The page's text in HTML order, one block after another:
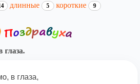
длинные 5 короткие 9
в глаза,